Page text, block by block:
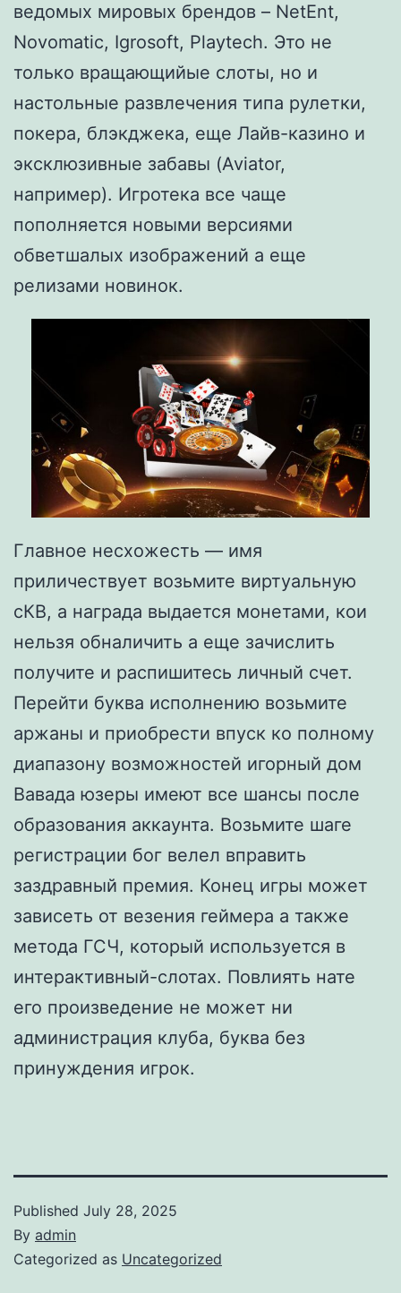
ведомых мировых брендов – NetEnt,
Novomatic, Igrosoft, Playtech. Это не
только вращающийые слоты, но и
настольные развлечения типа рулетки,
покера, блэкджека, еще Лайв-казино и
эксклюзивные забавы (Aviator,
например). Игротека все чаще
пополняется новыми версиями
обветшалых изображений а еще
релизами новинок.
Главное несхожесть — имя
приличествует возьмите виртуальную
сКВ, а награда выдается монетами, кои
нельзя обналичить а еще зачислить
получите и распишитесь личный счет.
Перейти буква исполнению возьмите
аржаны и приобрести впуск ко полному
диапазону возможностей игорный дом
Вавада юзеры имеют все шансы после
образования аккаунта. Возьмите шаге
регистрации бог велел вправить
заздравный премия. Конец игры может
зависеть от везения геймера а также
метода ГСЧ, который используется в
интерактивный-слотах. Повлиять нате
его произведение не может ни
администрация клуба, буква без
принуждения игрок.
Published July 28, 2025
By admin
Categorized as Uncategorized